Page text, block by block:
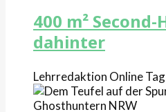
400 m²
dahinter
Lehrredaktion Online